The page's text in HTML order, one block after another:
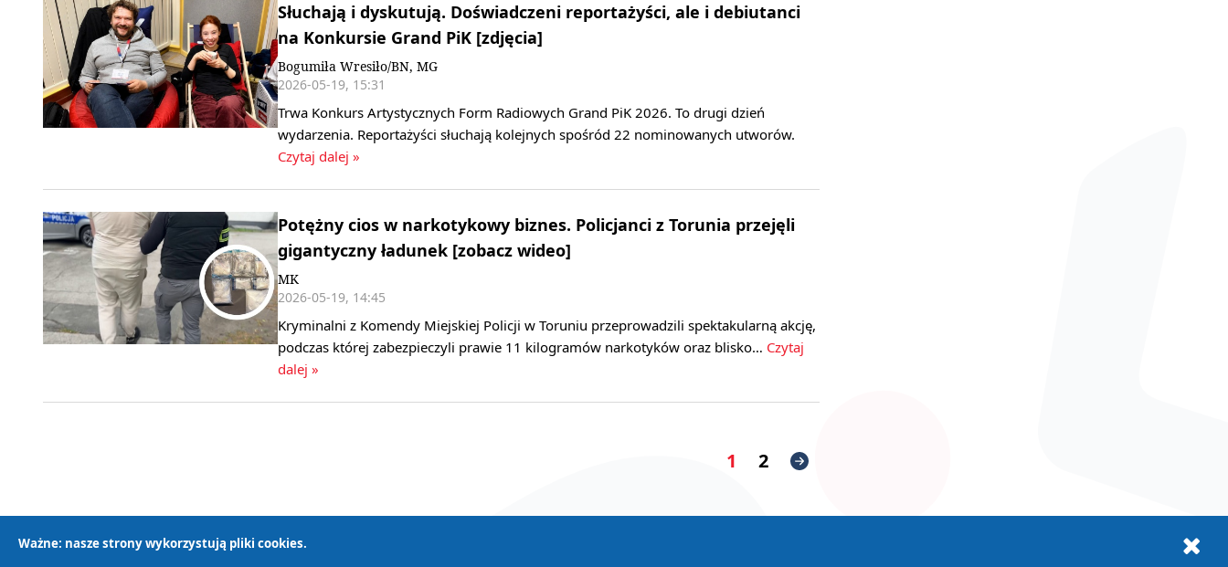
Słuchają i dyskutują. Doświadczeni reportażyści, ale i debiutanci
na Konkursie Grand PiK [zdjęcia]
Bogumiła Wresiło/BN, MG
2026-05-19, 15:31
Trwa Konkurs Artystycznych Form Radiowych Grand PiK 2026. To drugi dzień
wydarzenia. Reportażyści słuchają kolejnych spośród 22 nominowanych utworów.
Czytaj dalej »
Potężny cios w narkotykowy biznes. Policjanci z Torunia przejęli
gigantyczny ładunek [zobacz wideo]
MK
2026-05-19, 14:45
Kryminalni z Komendy Miejskiej Policji w Toruniu przeprowadzili spektakularną akcję,
podczas której zabezpieczyli prawie 11 kilogramów narkotyków oraz blisko… Czytaj
dalej »
1 2
Ważne: nasze strony wykorzystują pliki cookies.